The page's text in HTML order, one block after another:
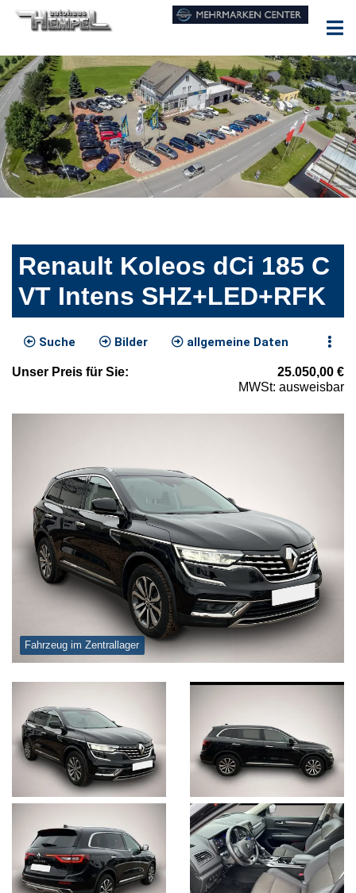
Renault Koleos dCi 185 C
VT Intens SHZ+LED+RFK
Suche Bilder allgemeine Daten
Unser Preis für Sie: 25.050,00 €
MWSt: ausweisbar
Fahrzeug im Zentrallager